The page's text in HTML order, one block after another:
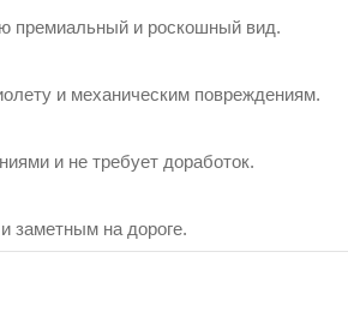
премиальный и роскошный вид.
и механическим повреждениям.
и не требует доработок.
заметным на дороге.